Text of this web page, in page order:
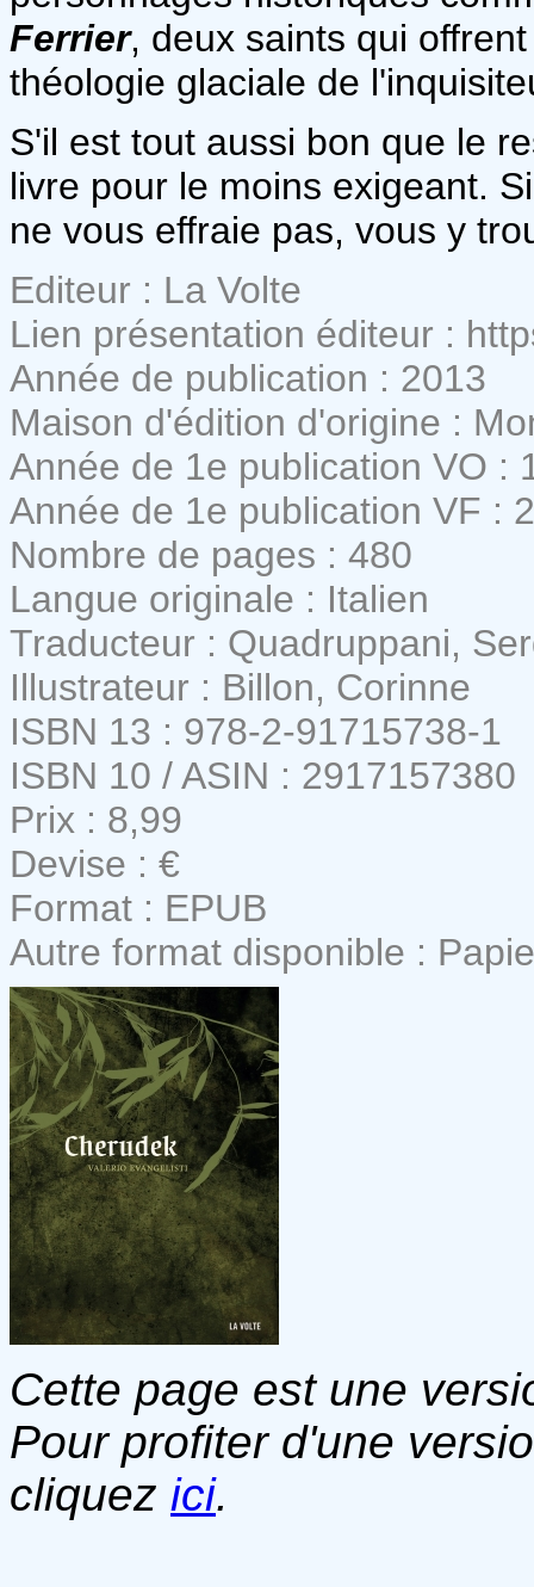
Ferrier, deux saints qui
théologie glaciale de
S'il est tout aussi bon que le
livre pour le moins exigeant.
ne vous effraie pas, vous y
Editeur : La Volte
Lien présentation éditeur :
Année de publication : 2013
Maison d'édition d'origine :
Année de 1e publication VO :
Année de 1e publication VF :
Nombre de pages : 480
Langue originale : Italien
Traducteur : Quadruppani,
Illustrateur : Billon, Corinne
ISBN 13 : 978-2-91715738-1
ISBN 10 / ASIN : 2917157380
Prix : 8,99
Devise : €
Format : EPUB
Autre format disponible :
Cette page est une
Pour profiter d'une
cliquez ici.